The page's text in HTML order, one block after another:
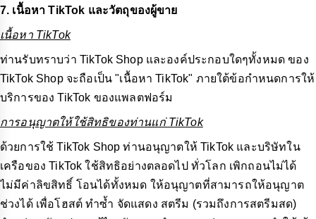
7. เนื้อหา TikTok และวัตถุของผู้ขาย
เนื้อหา TikTok
ท่านรับทราบว่า TikTok Shop และองค์ประกอบใดๆทั้งหมด ของ
TikTok Shop จะถือเป็น "เนื้อหา TikTok" ภายใต้ข้อกำหนดการให้
บริการของ TikTok ของแพลตฟอร์ม
การอนุญาตให้ใช้สิทธิของท่านแก่ TikTok
ด้วยการใช้ TikTok Shop ท่านอนุญาตให้ TikTok และบริษัทใน
เครือของ TikTok ใช้สิทธิอย่างตลอดไป ทั่วโลก เพิกถอนไม่ได้
ไม่มีค่าลิขสิทธิ์ โอนได้ทั้งหมด ให้อนุญาตที่สามารถให้อนุญาต
ช่วงได้ เพื่อโฮสต์ ทำซ้ำ จัดแสดง สตรีม (รวมถึงการสตรีมสด)